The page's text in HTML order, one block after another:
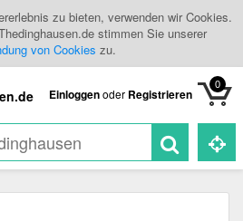
zu bieten, verwenden wir Cookies.
stimmen Sie unserer
von Cookies zu.
Einloggenoder Registrieren
0